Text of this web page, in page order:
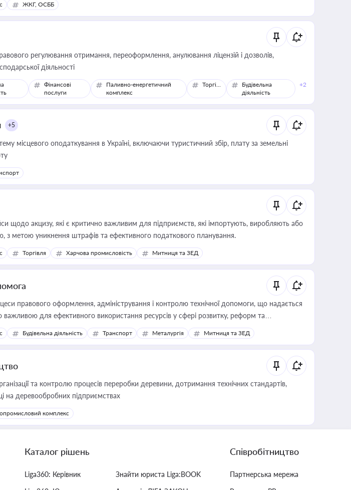
ЖКГ, ОСББ
регулювання отримання, переоформлення, анулювання ліцензій і дозволів,
діяльності
Фінансові
послуги
Паливно-енергетичний
комплекс
Торгівля
Будівельна
діяльність
+2
+5
місцевого оподаткування в Україні, включаючи туристичний збір, плату за земельні
щодо акцизу, які є критично важливим для підприємств, які імпортують, виробляють або
з метою уникнення штрафів та ефективного податкового планування.
Торгівля Харчова промисловість Митниця та ЗЕД
правового оформлення, адміністрування і контролю технічної допомоги, що надається
важливою для ефективного використання ресурсів у сфері розвитку, реформ та
Будівельна діяльність Транспорт Металургія Митниця та ЗЕД
та контролю процесів переробки деревини, дотримання технічних стандартів,
на деревообробних підприємствах
комплекс
Каталог рішень
Liga360: Керівник
Знайти юриста Liga:BOOK
Співробітництво
Партнерська мережа